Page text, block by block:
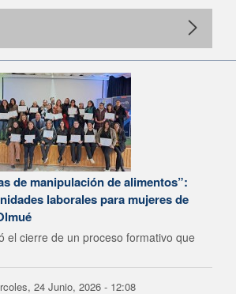
de manipulación de alimentos”:
laborales para mujeres de
el cierre de un proceso formativo que
24 Junio, 2026 - 12:08